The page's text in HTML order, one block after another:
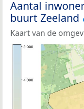
Aantal
buurt Zeeland
Kaart van de